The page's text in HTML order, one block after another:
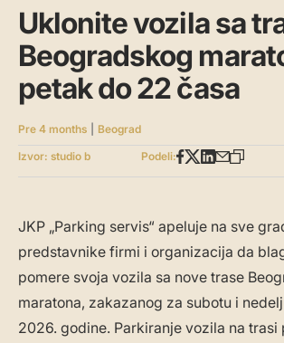
Uklonite vozila sa
Beogradskog
petak do 22 časa
Pre 4 months Beograd
Izvor: studio b
Podeli:
JKP „Parking servis“ apeluje na sve
predstavnike firmi i organizacija da
pomere svoja vozila sa nove trase
maratona, zakazanog za subotu i
2026. godine. Parkiranje vozila na trasi